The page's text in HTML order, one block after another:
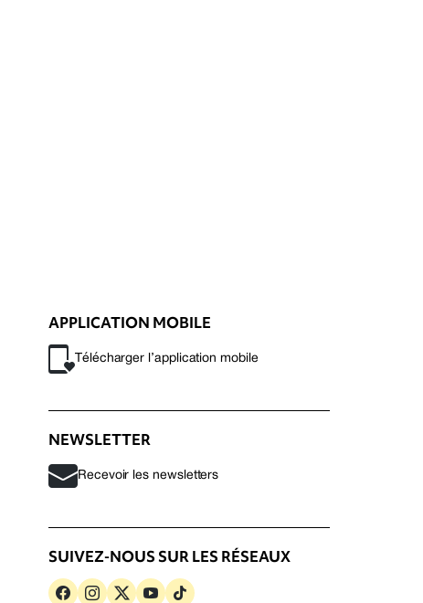
APPLICATION MOBILE
Télécharger l’application mobile
NEWSLETTER
Recevoir les newsletters
SUIVEZ-NOUS SUR LES RÉSEAUX